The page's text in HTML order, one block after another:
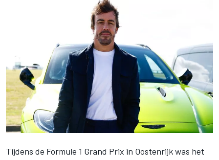
Tijdens de Formule 1 Grand Prix in Oostenrijk was het